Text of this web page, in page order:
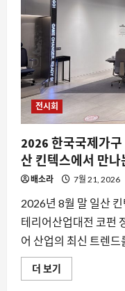
명
상
체
험
이
만
나
는
름
축
제
대
더
읽
어
보
기
전시회
2026 한국국제가
산 킨텍스에서 만
배소라 7월 21, 2026
2026년 8월 말 일산
테리어산업대전 코펀
어 산업의 최신 트렌드
더 보기
한